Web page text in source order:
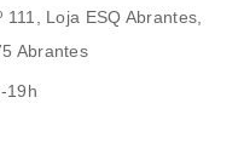
Loja ESQ Abrantes,
Abrantes
19h